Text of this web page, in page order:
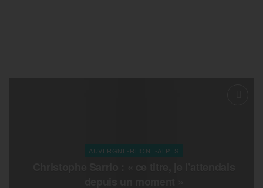
AUVERGNE-RHONE-ALPES